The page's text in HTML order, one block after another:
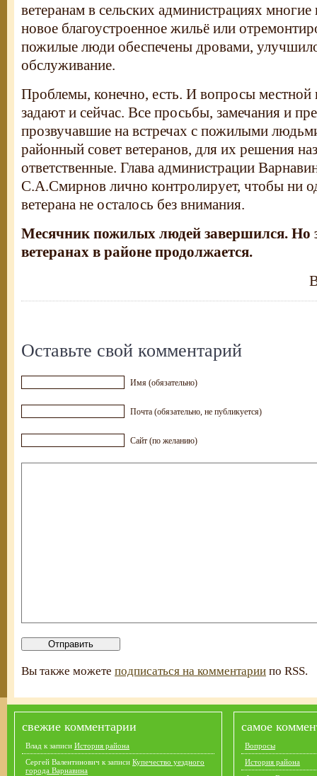
ветеранам в сельских администрациях
новое благоустроенное жильё или
пожилые люди обеспечены дровами,
обслуживание.
Проблемы, конечно, есть. И вопросы местной
задают и сейчас. Все просьбы, замечания и
прозвучавшие на встречах с пожилыми
районный совет ветеранов, для их решения
ответственные. Глава администрации
С.А.Смирнов лично контролирует, чтобы ни
ветерана не осталось без внимания.
Месячник пожилых людей завершился. Но
ветеранах в районе продолжается.
Оставьте свой комментарий
Имя (обязательно)
Почта (обязательно, не публикуется)
Сайт (по желанию)
Вы также можете подписаться на комментарии по RSS.
свежие комментарии
Влад к записи История района
Сергей Валентинович к записи Купечество уездного
города Варнавина
самое
Вопросы
История района